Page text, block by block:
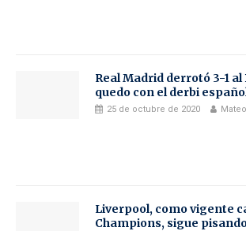
Real Madrid derrotó 3-1 al
quedo con el derbi
25 de octubre de 2020
Liverpool, como vigente
Champions, sigue